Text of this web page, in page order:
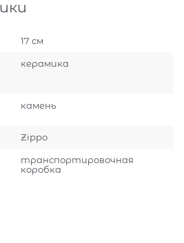
17 см
керамика
камень
Zippo
транспортировочная
коробка